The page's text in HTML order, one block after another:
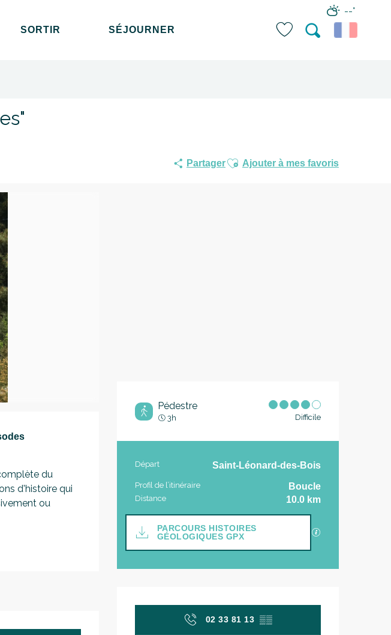
--°
SORTIR SÉJOURNER
PartagerAjouter aux favoris
Ajouter à mes favoris
Pédestre
3h Difficile
Informations
Départ Saint-Léonard-des-Bois
Profil de l’itinéraire Boucle
Distance 10.0 km
Documentation
PARCOURS HISTOIRES
GÉOLOGIQUES GPX
Ouverture et
02 33 81 13 ▒▒
du
d'histoire qui
ou